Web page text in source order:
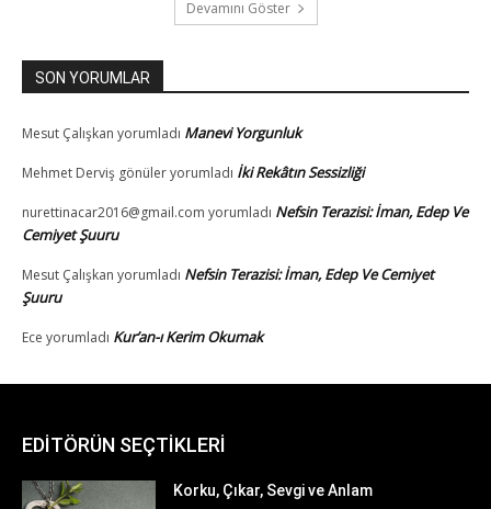
EDİTÖRÜN SEÇTİKLERİ
Korku, Çıkar, Sevgi ve Anlam